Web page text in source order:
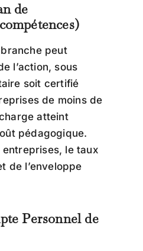
de
peut
l’action, sous
soit certifié
de moins de
atteint
pédagogique.
entreprises, le taux
de l’enveloppe
Personnel de